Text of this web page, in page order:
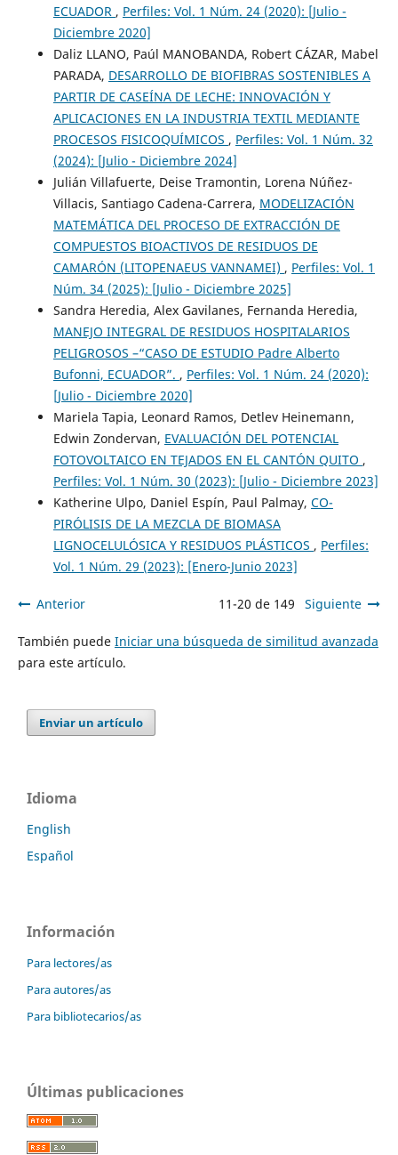
ECUADOR , Perfiles: Vol. 1 Núm. 24 (2020): [Julio -
Diciembre 2020]
Daliz LLANO, Paúl MANOBANDA, Robert CÁZAR, Mabel
PARADA, DESARROLLO DE BIOFIBRAS SOSTENIBLES A
PARTIR DE CASEÍNA DE LECHE: INNOVACIÓN Y
APLICACIONES EN LA INDUSTRIA TEXTIL MEDIANTE
PROCESOS FISICOQUÍMICOS , Perfiles: Vol. 1 Núm. 32
(2024): [Julio - Diciembre 2024]
Julián Villafuerte, Deise Tramontin, Lorena Núñez-
Villacis, Santiago Cadena-Carrera, MODELIZACIÓN
MATEMÁTICA DEL PROCESO DE EXTRACCIÓN DE
COMPUESTOS BIOACTIVOS DE RESIDUOS DE
CAMARÓN (LITOPENAEUS VANNAMEI) , Perfiles: Vol. 1
Núm. 34 (2025): [Julio - Diciembre 2025]
Sandra Heredia, Alex Gavilanes, Fernanda Heredia,
MANEJO INTEGRAL DE RESIDUOS HOSPITALARIOS
PELIGROSOS –“CASO DE ESTUDIO Padre Alberto
Bufonni, ECUADOR”. , Perfiles: Vol. 1 Núm. 24 (2020):
[Julio - Diciembre 2020]
Mariela Tapia, Leonard Ramos, Detlev Heinemann,
Edwin Zondervan, EVALUACIÓN DEL POTENCIAL
FOTOVOLTAICO EN TEJADOS EN EL CANTÓN QUITO ,
Perfiles: Vol. 1 Núm. 30 (2023): [Julio - Diciembre 2023]
Katherine Ulpo, Daniel Espín, Paul Palmay, CO-
PIRÓLISIS DE LA MEZCLA DE BIOMASA
LIGNOCELULÓSICA Y RESIDUOS PLÁSTICOS , Perfiles:
Vol. 1 Núm. 29 (2023): [Enero-Junio 2023]
Anterior 11-20 de 149 Siguiente
También puede Iniciar una búsqueda de similitud avanzada
para este artículo.
Enviar un artículo
Idioma
English
Español
Información
Para lectores/as
Para autores/as
Para bibliotecarios/as
Últimas publicaciones